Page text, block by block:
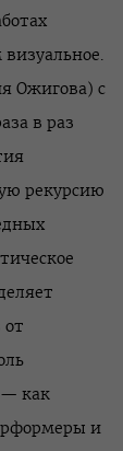
Ожигова) с
в раз
рекурсию
— как
и